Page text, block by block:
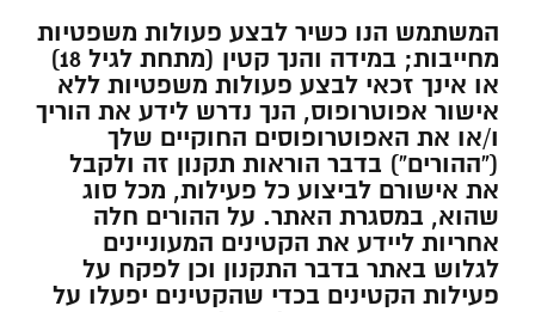
המשתמש הנו כשיר לבצע פעולות משפטיות
מחייבות; במידה והנך קטין (מתחת לגיל 18)
או אינך זכאי לבצע פעולות משפטיות ללא
אישור אפוטרופוס, הנך נדרש לידע את הוריך
ו/או את האפוטרופוסים החוקיים שלך
(“ההורים”) בדבר הוראות תקנון זה ולקבל
את אישורם לביצוע כל פעילות, מכל סוג
שהוא, במסגרת האתר. על ההורים חלה
אחריות ליידע את הקטינים המעוניינים
לגלוש באתר בדבר התקנון וכן לפקח על
פעילות הקטינים בכדי שהקטינים יפעלו על